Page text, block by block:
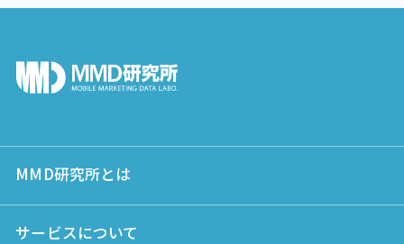
MMD研究所とは
サービスについて